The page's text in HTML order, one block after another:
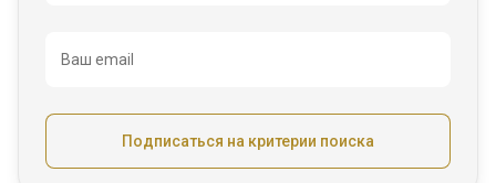
Ваш email
Подписаться на критерии поиска